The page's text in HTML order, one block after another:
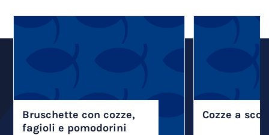
Bruschette con cozze,
fagioli e pomodorini
Cozze a